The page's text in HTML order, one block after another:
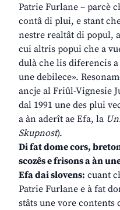
Patrie Furlane – parcè
contâ di plui, e stant
nestre realtât di popul,
cui altris popui che a
dulà che lis diferencis
une debilece».
ancje al Friûl-Vignesie
dal 1991 une des plui
a àn aderît ae Efa, la
Skupnost).
Di fat dome cors,
scozês e frisons a àn
Efa dai slovens: cuant
Patrie Furlane e à fat
stâts une vore contents